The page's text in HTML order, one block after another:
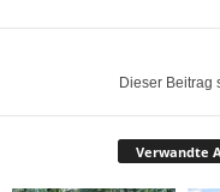
Dieser Beitrag
Verwandte